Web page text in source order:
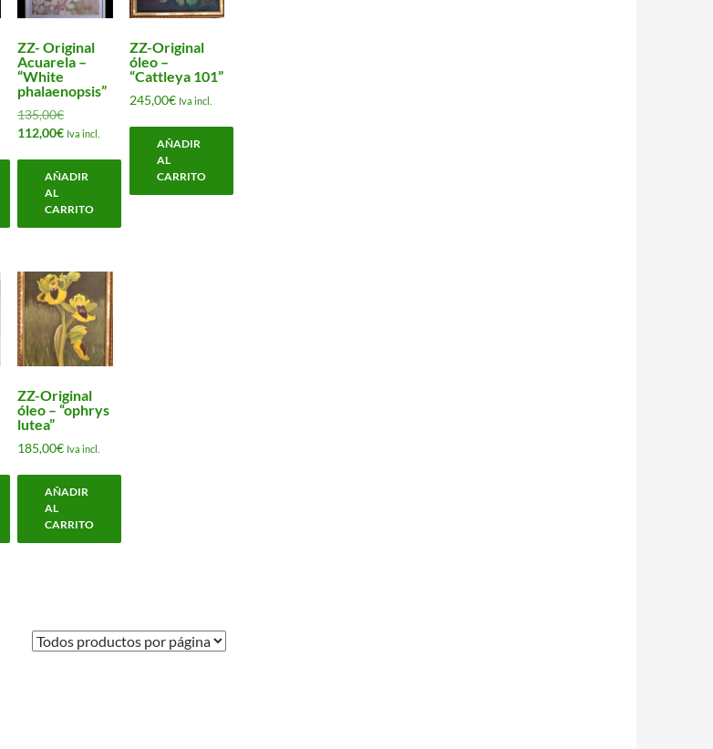
precio
ZZ- Original
Acuarela –
“White
phalaenopsis”
135,00€El
precio
112,00€El
112,00€.
Iva incl.
AÑADIR
AL
CARRITO
ZZ-Original
óleo –
“Cattleya 101”
245,00€ Iva incl.
AÑADIR
AL
CARRITO
ZZ-Original
óleo – “ophrys
lutea”
185,00€ Iva incl.
AÑADIR
AL
CARRITO